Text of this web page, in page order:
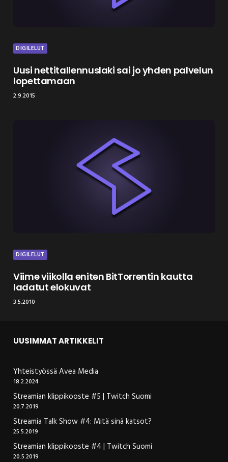
DIGILELUT
Uusi nettitallennuslaki sai jo yhden palvelun
lopettamaan
2.9.2015
DIGILELUT
Viime viikolla eniten BitTorrentin kautta
ladatut elokuvat
3.5.2010
UUSIMMAT ARTIKKELIT
Yhteistyössä Avea Media
18.2.2024
Streamian klippikooste #5 | Twitch Suomi
20.7.2019
Streamia Talk Show #4: Mitä sinä katsot?
25.5.2019
Streamian klippikooste #4 | Twitch Suomi
20.5.2019